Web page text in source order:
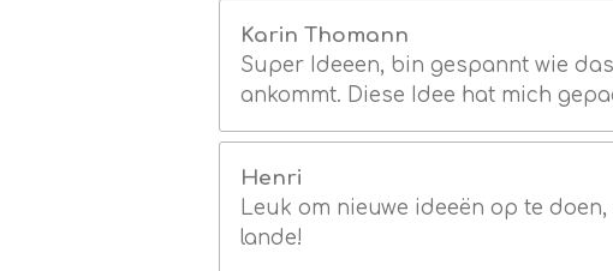
Karin Thomann
Super Ideeen, bin gespannt wie
ankommt. Diese Idee hat mich
Henri
Leuk om nieuwe ideeën op te
lande!